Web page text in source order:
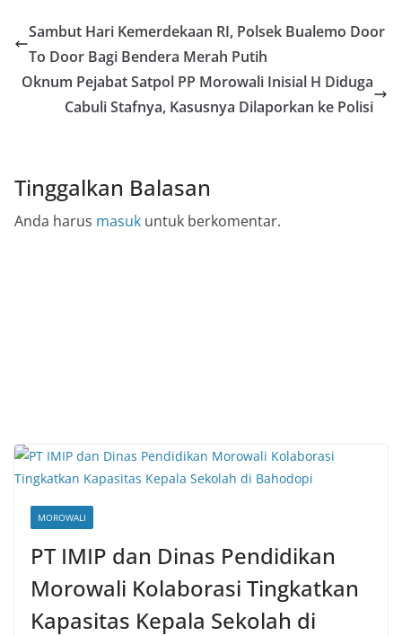
Sambut Hari Kemerdekaan RI, Polsek Bualemo Door
To Door Bagi Bendera Merah Putih
Oknum Pejabat Satpol PP Morowali Inisial H Diduga
Cabuli Stafnya, Kasusnya Dilaporkan ke Polisi
Tinggalkan Balasan
Anda harus masuk untuk berkomentar.
MOROWALI
PT IMIP dan Dinas Pendidikan
Morowali Kolaborasi Tingkatkan
Kapasitas Kepala Sekolah di